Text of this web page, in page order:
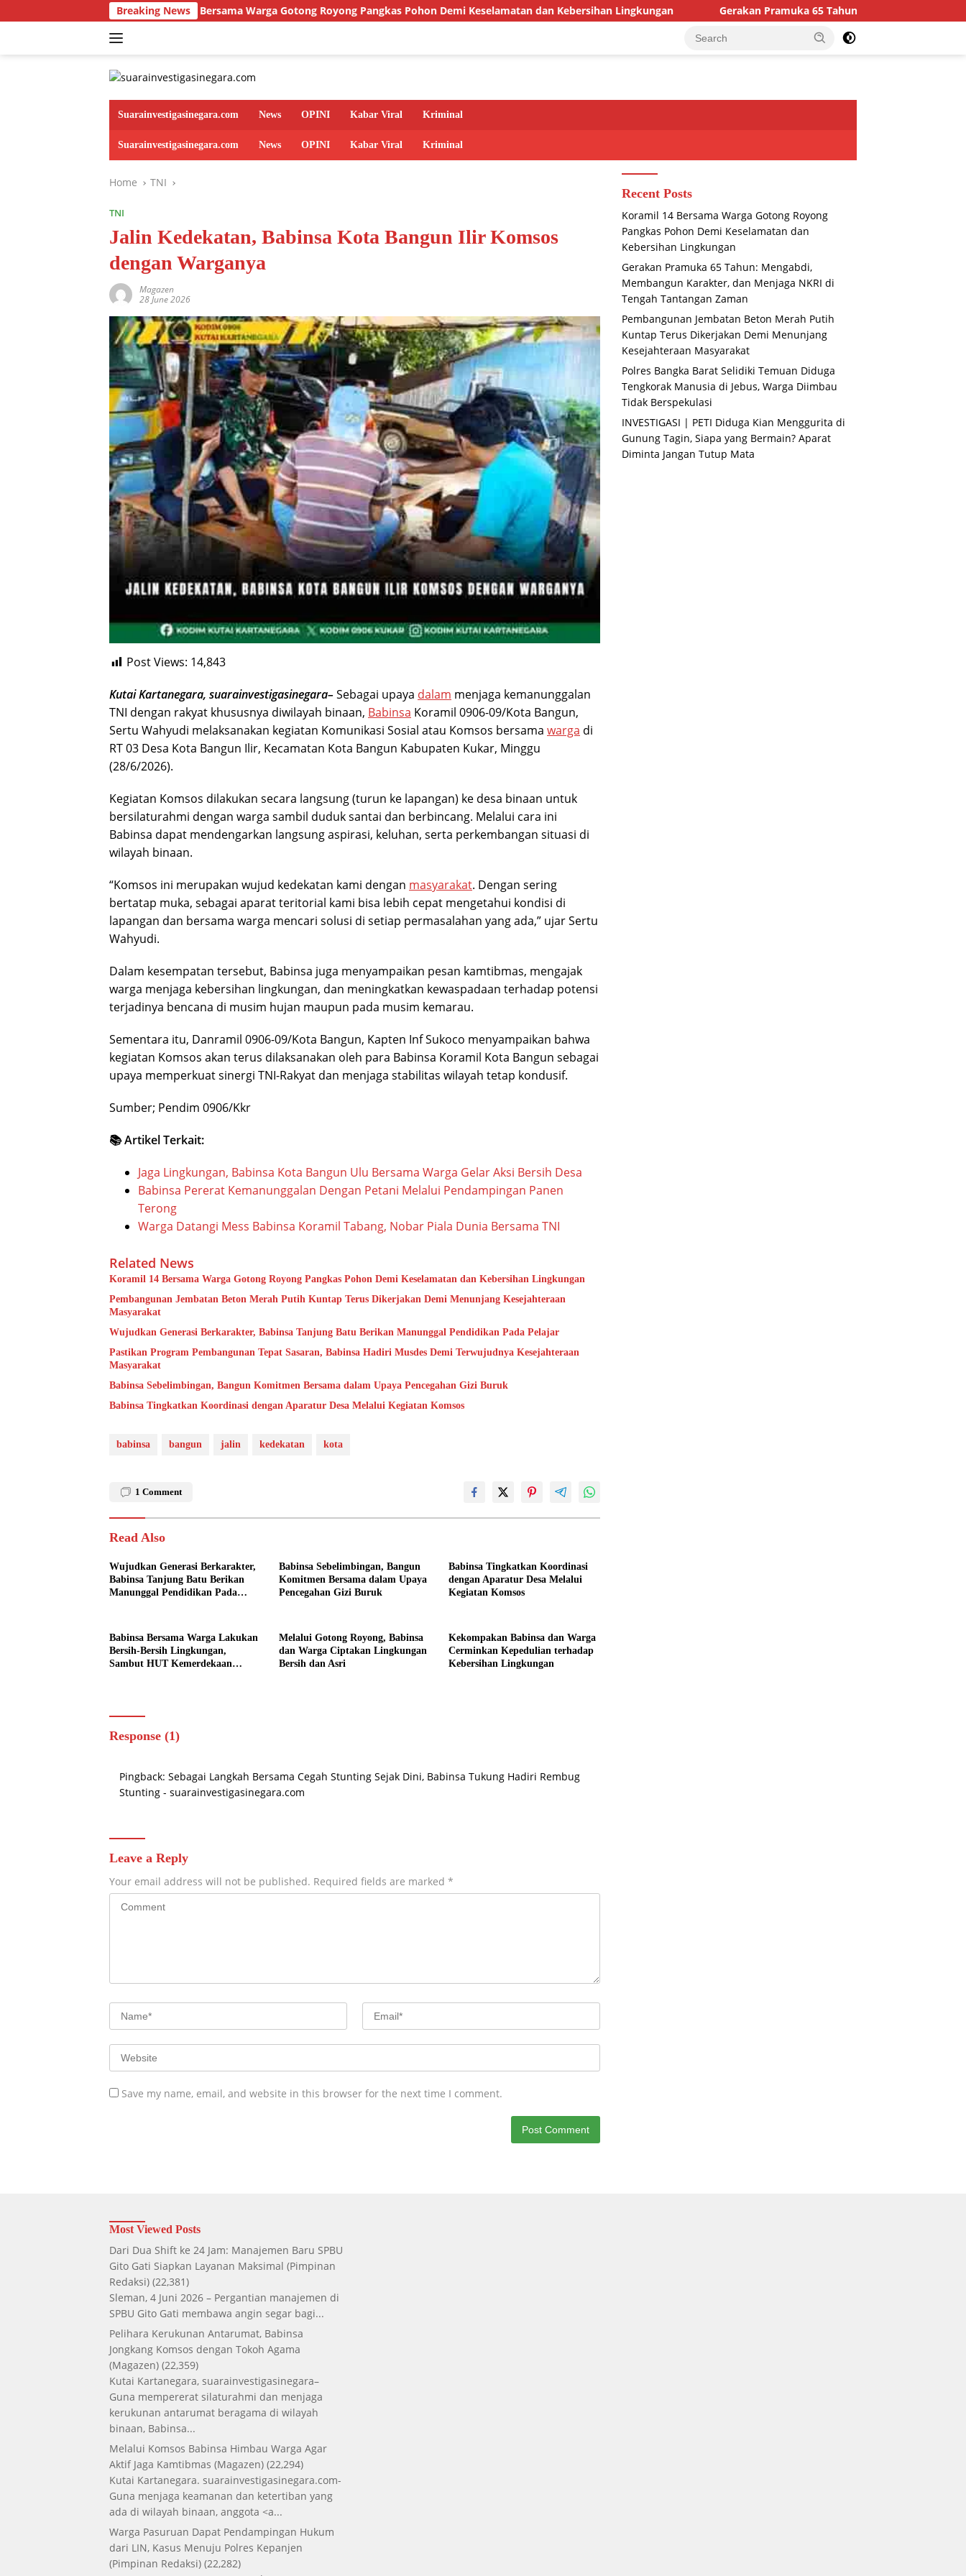
to
Breaking News
Koramil 14 Bersama Warga Gotong Royong Pangkas Pohon Demi Keselamatan dan Kebersihan Lingkungan Gerakan Pramuka 65 Tahun: Mengabdi, Membangun Karakter, dan
Suarainvestigasinegara.com News OPINI Kabar Viral Kriminal
Suarainvestigasinegara.com News OPINI Kabar Viral Kriminal
Home TNI
TNI
Jalin Kedekatan, Babinsa Kota Bangun Ilir Komsos
dengan Warganya
Magazen
28 June 2026
Post Views: 14,843
Kutai Kartanegara, suarainvestigasinegara–Sebagai upaya dalam menjaga kemanunggalan
TNI dengan rakyat khususnya diwilayah binaan, Babinsa Koramil 0906-09/Kota Bangun,
Sertu Wahyudi melaksanakan kegiatan Komunikasi Sosial atau Komsos bersama warga di
RT 03 Desa Kota Bangun Ilir, Kecamatan Kota Bangun Kabupaten Kukar, Minggu
(28/6/2026).
Kegiatan Komsos dilakukan secara langsung (turun ke lapangan) ke desa binaan untuk
bersilaturahmi dengan warga sambil duduk santai dan berbincang. Melalui cara ini
Babinsa dapat mendengarkan langsung aspirasi, keluhan, serta perkembangan situasi di
wilayah binaan.
“Komsos ini merupakan wujud kedekatan kami dengan masyarakat. Dengan sering
bertatap muka, sebagai aparat teritorial kami bisa lebih cepat mengetahui kondisi di
lapangan dan bersama warga mencari solusi di setiap permasalahan yang ada,” ujar Sertu
Wahyudi.
Dalam kesempatan tersebut, Babinsa juga menyampaikan pesan kamtibmas, mengajak
warga menjaga kebersihan lingkungan, dan meningkatkan kewaspadaan terhadap potensi
terjadinya bencana di musim hujan maupun pada musim kemarau.
Sementara itu, Danramil 0906-09/Kota Bangun, Kapten Inf Sukoco menyampaikan bahwa
kegiatan Komsos akan terus dilaksanakan oleh para Babinsa Koramil Kota Bangun sebagai
upaya memperkuat sinergi TNI-Rakyat dan menjaga stabilitas wilayah tetap kondusif.
Sumber; Pendim 0906/Kkr
📚 Artikel Terkait:
Jaga Lingkungan, Babinsa Kota Bangun Ulu Bersama Warga Gelar Aksi Bersih Desa
Babinsa Pererat Kemanunggalan Dengan Petani Melalui Pendampingan Panen
Terong
Warga Datangi Mess Babinsa Koramil Tabang, Nobar Piala Dunia Bersama TNI
Related News
Koramil 14 Bersama Warga Gotong Royong Pangkas Pohon Demi Keselamatan dan Kebersihan Lingkungan
Pembangunan Jembatan Beton Merah Putih Kuntap Terus Dikerjakan Demi Menunjang Kesejahteraan
Masyarakat
Wujudkan Generasi Berkarakter, Babinsa Tanjung Batu Berikan Manunggal Pendidikan Pada Pelajar
Pastikan Program Pembangunan Tepat Sasaran, Babinsa Hadiri Musdes Demi Terwujudnya Kesejahteraan
Masyarakat
Babinsa Sebelimbingan, Bangun Komitmen Bersama dalam Upaya Pencegahan Gizi Buruk
Babinsa Tingkatkan Koordinasi dengan Aparatur Desa Melalui Kegiatan Komsos
babinsa bangun jalin kedekatan kota
1 Comment
Read Also
Wujudkan Generasi Berkarakter,
Babinsa Tanjung Batu Berikan
Manunggal Pendidikan Pada
Babinsa Sebelimbingan, Bangun
Komitmen Bersama dalam Upaya
Pencegahan Gizi Buruk
Babinsa Tingkatkan Koordinasi
dengan Aparatur Desa Melalui
Kegiatan Komsos
Babinsa Bersama Warga Lakukan
Bersih-Bersih Lingkungan,
Sambut HUT Kemerdekaan
Melalui Gotong Royong, Babinsa
dan Warga Ciptakan Lingkungan
Bersih dan Asri
Kekompakan Babinsa dan Warga
Cerminkan Kepedulian terhadap
Kebersihan Lingkungan
Response (1)
Pingback: Sebagai Langkah Bersama Cegah Stunting Sejak Dini, Babinsa Tukung Hadiri Rembug
Stunting - suarainvestigasinegara.com
Leave a Reply
Your email address will not be published. Required fields are marked *
Save my name, email, and website in this browser for the next time I comment.
Recent Posts
Koramil 14 Bersama Warga Gotong Royong
Pangkas Pohon Demi Keselamatan dan
Kebersihan Lingkungan
Gerakan Pramuka 65 Tahun: Mengabdi,
Membangun Karakter, dan Menjaga NKRI di
Tengah Tantangan Zaman
Pembangunan Jembatan Beton Merah Putih
Kuntap Terus Dikerjakan Demi Menunjang
Kesejahteraan Masyarakat
Polres Bangka Barat Selidiki Temuan Diduga
Tengkorak Manusia di Jebus, Warga Diimbau
Tidak Berspekulasi
INVESTIGASI | PETI Diduga Kian Menggurita di
Gunung Tagin, Siapa yang Bermain? Aparat
Diminta Jangan Tutup Mata
Most Viewed Posts
Dari Dua Shift ke 24 Jam: Manajemen Baru SPBU
Gito Gati Siapkan Layanan Maksimal (Pimpinan
Redaksi) (22,381)
Sleman, 4 Juni 2026 – Pergantian manajemen di
SPBU Gito Gati membawa angin segar bagi...
Pelihara Kerukunan Antarumat, Babinsa
Jongkang Komsos dengan Tokoh Agama
(Magazen) (22,359)
Kutai Kartanegara, suarainvestigasinegara–
Guna mempererat silaturahmi dan menjaga
kerukunan antarumat beragama di wilayah
binaan, Babinsa...
Melalui Komsos Babinsa Himbau Warga Agar
Aktif Jaga Kamtibmas (Magazen) (22,294)
Kutai Kartanegara. suarainvestigasinegara.com-
Guna menjaga keamanan dan ketertiban yang
ada di wilayah binaan, anggota <a...
Warga Pasuruan Dapat Pendampingan Hukum
dari LIN, Kasus Menuju Polres Kepanjen
(Pimpinan Redaksi) (22,282)